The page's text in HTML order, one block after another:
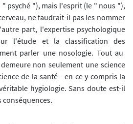
psyché "), mais l'esprit (le " nous "),
ne faudrait-il pas les nommer
part, l'expertise psychologique
l'étude et la classification des
parler une nosologie. Tout au
non seulement une science
de la santé - en ce y compris la
hygiologie. Sans doute est-il